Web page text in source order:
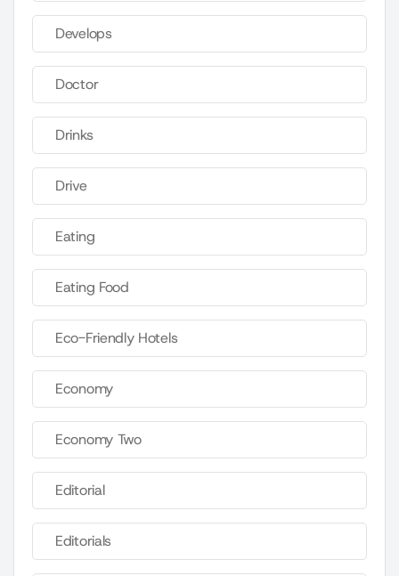
Develops
Doctor
Drinks
Drive
Eating
Eating Food
Eco-Friendly Hotels
Economy
Economy Two
Editorial
Editorials